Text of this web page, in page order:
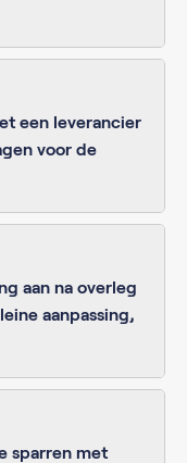
een leverancier
voor de
aan na overleg
aanpassing,
sparren met